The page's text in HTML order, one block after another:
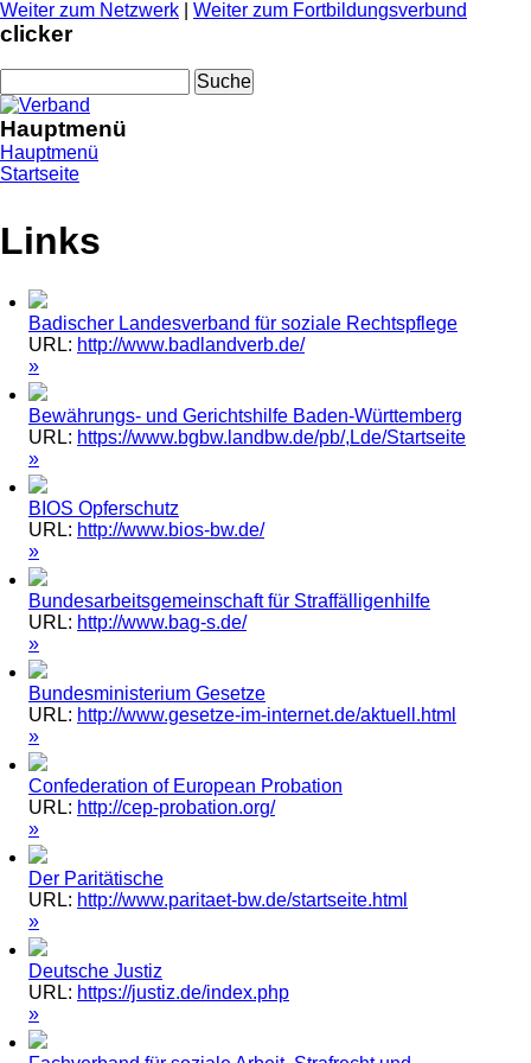
Weiter zum Netzwerk Weiter zum Fortbildungsverbund
clicker
Hauptmenü
Hauptmenü
Sie sind hier
Startseite
Links
Badischer Landesverband für soziale Rechtspflege
URL: http://www.badlandverb.de/
»
Bewährungs- und Gerichtshilfe Baden-Württemberg
URL: https://www.bgbw.landbw.de/pb/,Lde/Startseite
»
BIOS Opferschutz
URL: http://www.bios-bw.de/
»
Bundesarbeitsgemeinschaft für Straffälligenhilfe
URL: http://www.bag-s.de/
»
Bundesministerium Gesetze
URL: http://www.gesetze-im-internet.de/aktuell.html
»
Confederation of European Probation
URL: http://cep-probation.org/
»
Der Paritätische
URL: http://www.paritaet-bw.de/startseite.html
»
Deutsche Justiz
URL: https://justiz.de/index.php
»